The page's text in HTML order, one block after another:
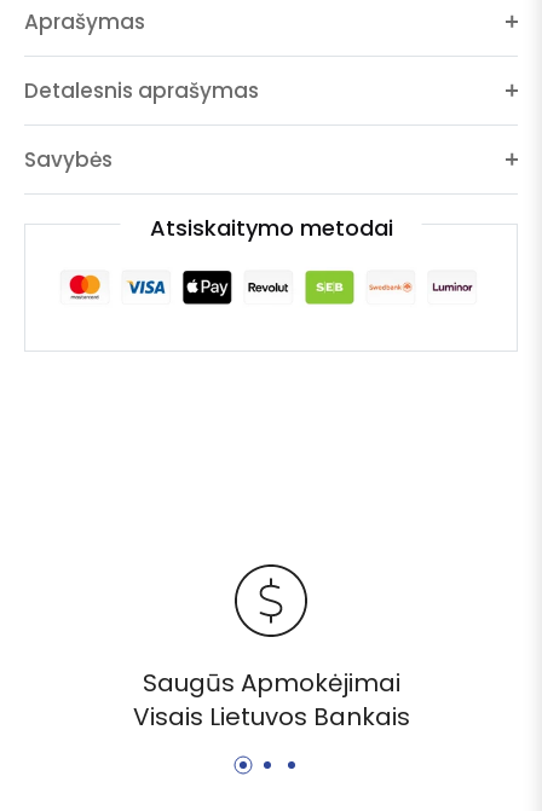
Aprašymas
Detalesnis aprašymas
Savybės
Atsiskaitymo metodai
Saugūs Apmokėjimai
Visais Lietuvos Bankais
Turime Jums Dovaną!
🎁